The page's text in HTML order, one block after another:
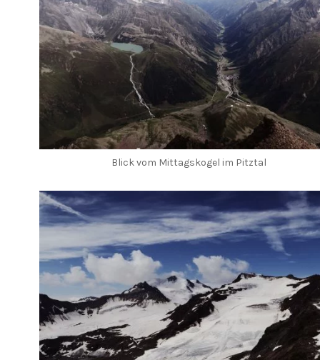
Blick vom Mittagskogel im Pitztal